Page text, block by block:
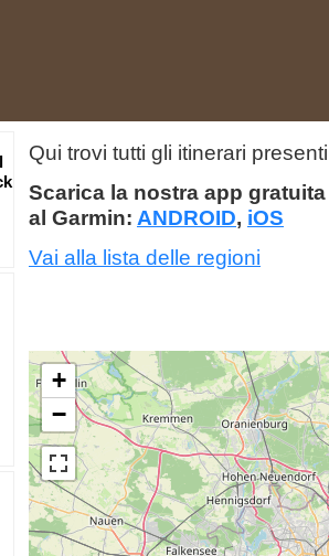
Qui trovi tutti gli itinerari
Scarica la nostra app
al Garmin: ANDROID, iOS
Vai alla lista delle regioni
+
−